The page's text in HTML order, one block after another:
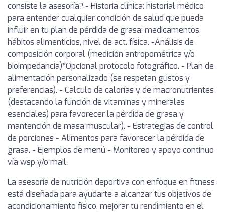
consiste la asesoría? - Historia clínica: historial médico
para entender cualquier condición de salud que pueda
influir en tu plan de pérdida de grasa; medicamentos,
hábitos alimenticios, nivel de act. física. -Análisis de
composición corporal (medición antropométrica y/o
bioimpedancia)*Opcional protocolo fotográfico. - Plan de
alimentación personalizado (se respetan gustos y
preferencias). - Calculo de calorías y de macronutrientes
(destacando la función de vitaminas y minerales
esenciales) para favorecer la pérdida de grasa y
mantención de masa muscular). - Estrategias de control
de porciones - Alimentos para favorecer la pérdida de
grasa. - Ejemplos de menú - Monitoreo y apoyo continuo
vía wsp y/o mail.
La asesoría de nutrición deportiva con enfoque en fitness
está diseñada para ayudarte a alcanzar tus objetivos de
acondicionamiento físico, mejorar tu rendimiento en el